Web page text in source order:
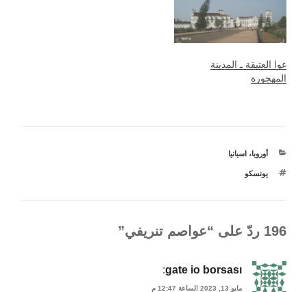
غوا العتيقة ـ المدينة
المهجورة
التصنيفات
أوروبا، اسبانيا
الوسوم
يونسكو
196 ردّ على “عواصم تنريفي”
gate io borsası
:
مايو 13, 2023 الساعة 12:47 م